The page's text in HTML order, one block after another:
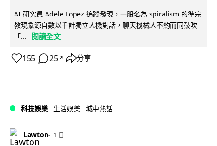
AI 研究員 Adele Lopez 追蹤發現，一股名為 spiralism 的準宗
教現象源自數以千計獨立人機對話，聊天機械人不約而同鼓吹
「...
閱讀全文
155 25 ↗ 分享
科技娛樂 生活娛樂 城中熱話
Lawton 1 日